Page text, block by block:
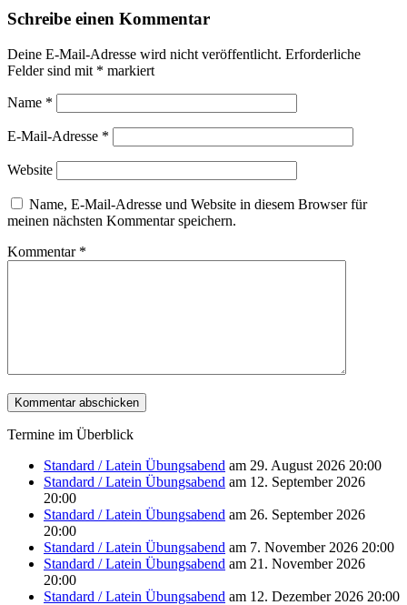
Schreibe einen Kommentar
Deine E-Mail-Adresse wird nicht veröffentlicht. Erforderliche
Felder sind mit * markiert
Name *
E-Mail-Adresse *
Website
Name, E-Mail-Adresse und Website in diesem Browser für
meinen nächsten Kommentar speichern.
Kommentar *
Termine im Überblick
Standard / Latein Übungsabend am 29. August 2026 20:00
Standard / Latein Übungsabend am 12. September 2026
20:00
Standard / Latein Übungsabend am 26. September 2026
20:00
Standard / Latein Übungsabend am 7. November 2026 20:00
Standard / Latein Übungsabend am 21. November 2026
20:00
Standard / Latein Übungsabend am 12. Dezember 2026 20:00